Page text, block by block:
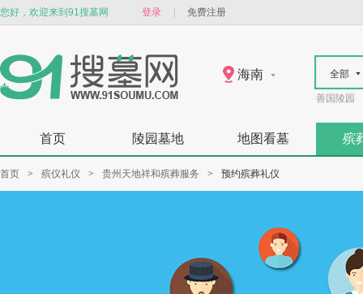
您好，欢迎来到91搜墓网 登录 免费注册
海南 全部
善国陵园
首页 陵园墓地 地图看墓 殡
首页 > 殡仪礼仪 > 贵州天地祥和殡葬服务 > 预约殡葬礼仪